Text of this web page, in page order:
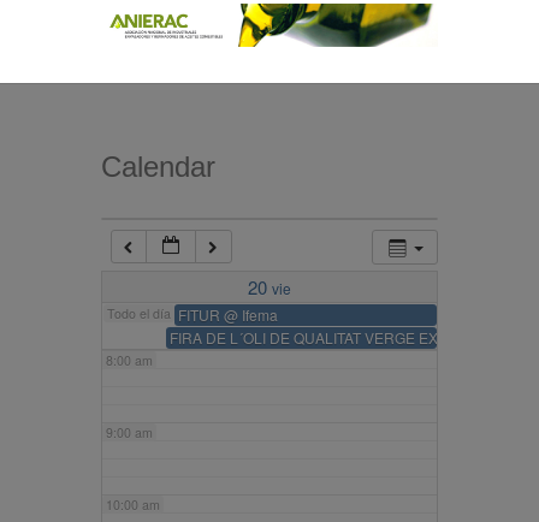
Calendar
20 vie
Todo el día FITUR @ Ifema
FIRA DE L´OLI DE QUALITAT VERGE EXTRA
8:00 am
9:00 am
10:00 am